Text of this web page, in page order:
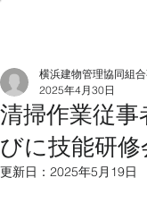
清掃作業従事
びに技能研修
横浜建物管理協同組
2025年4月30日
更新日： 2025年5月19日